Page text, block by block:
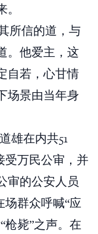
所信的道，与
。他爱主，这
自若，心甘情
场景由当年身
雄在内共51
受万民公审，并
审的公安人员
场群众呼喊“应
枪毙”之声。在